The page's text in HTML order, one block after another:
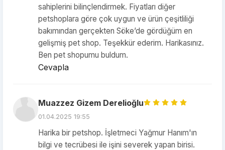
sahiplerini bilinçlendirmek. Fiyatları diğer
petshoplara göre çok uygun ve ürün çeşitliliği
bakımından gerçekten Söke’de gördüğüm en
gelişmiş pet shop. Teşekkür ederim. Harikasınız.
Ben pet shopumu buldum.
Cevapla
Muazzez Gizem Derelioğlu
01.04.2025 19:55
Harika bir petshop. İşletmeci Yağmur Hanım'ın
bilgi ve tecrübesi ile işini severek yapan birisi.